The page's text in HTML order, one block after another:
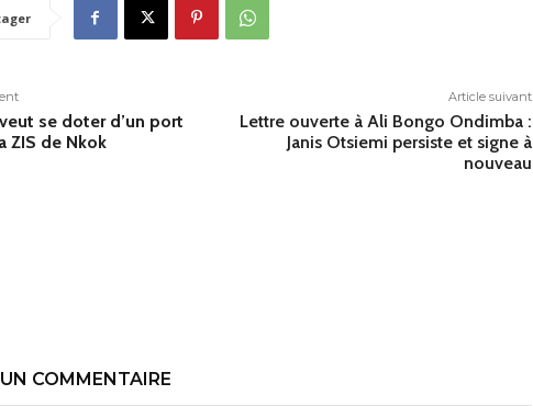
se doter d’un port
ZIS de Nkok
Article suivant
Lettre ouverte à Ali Bongo Ondimba :
Janis Otsiemi persiste et signe à
nouveau
COMMENTAIRE